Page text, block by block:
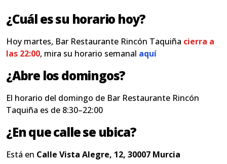
¿Cuál es su horario hoy?
Hoy martes, Bar Restaurante Rincón Taquiña cierra a
las 22:00, mira su horario semanal aquí
¿Abre los domingos?
El horario del domingo de Bar Restaurante Rincón
Taquiña es de 8:30–22:00
¿En que calle se ubica?
Está en Calle Vista Alegre, 12, 30007 Murcia